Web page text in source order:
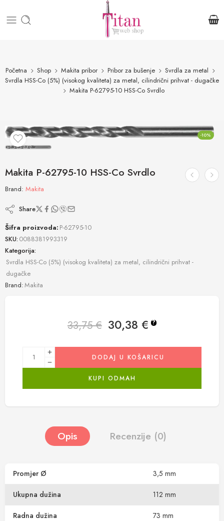
Početna Shop Makita pribor Pribor za bušenje
Svrdla za metal
Svrdla HSS-Co (5%) (visokog kvaliteta) za metal, cilindrični prihvat - dugačke
Makita P-62795-10 HSS-Co Svrdlo
-10%
Makita P-62795-10 HSS-Co Svrdlo
Brand: Makita
Share
Šifra proizvoda: P-62795-10
SKU: 0088381993319
Kategorija:
Svrdla HSS-Co (5%) (visokog kvaliteta) za metal, cilindrični prihvat -
dugačke
Brand:Makita
33,75€ 30,38 € ?
DODAJ U KOŠARICU
KUPI ODMAH
Opis Recenzije (0)
Promjer Ø 3,5 mm
Ukupna dužina 112 mm
Radna dužina 73 mm